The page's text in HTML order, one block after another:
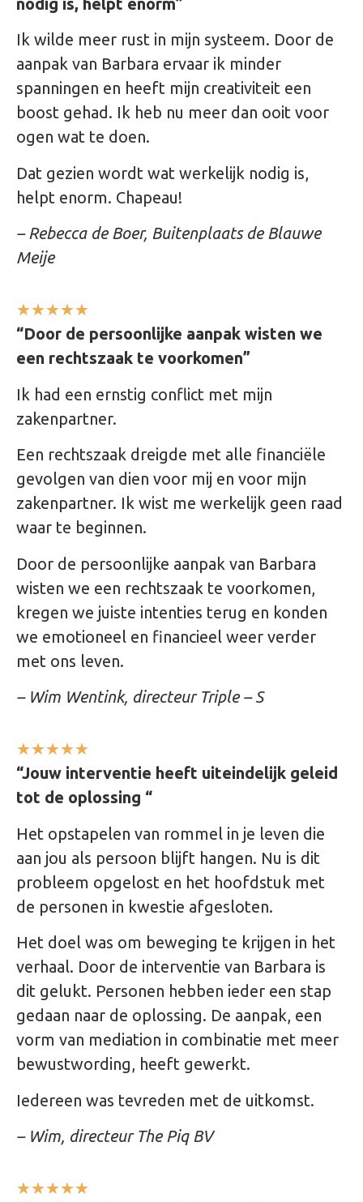
Ik wilde meer rust in mijn systeem. Door de
aanpak van Barbara ervaar ik minder
spanningen en heeft mijn creativiteit een
boost gehad. Ik heb nu meer dan ooit voor
ogen wat te doen.
Dat gezien wordt wat werkelijk nodig is,
helpt enorm. Chapeau!
– Rebecca de Boer, Buitenplaats de Blauwe
Meije
★★★★★
“Door de persoonlijke aanpak wisten we
een rechtszaak te voorkomen”
Ik had een ernstig conflict met mijn
zakenpartner.
Een rechtszaak dreigde met alle financiële
gevolgen van dien voor mij en voor mijn
zakenpartner. Ik wist me werkelijk geen raad
waar te beginnen.
Door de persoonlijke aanpak van Barbara
wisten we een rechtszaak te voorkomen,
kregen we juiste intenties terug en konden
we emotioneel en financieel weer verder
met ons leven.
– Wim Wentink, directeur Triple – S
★★★★★
“Jouw interventie heeft uiteindelijk geleid
tot de oplossing “
Het opstapelen van rommel in je leven die
aan jou als persoon blijft hangen. Nu is dit
probleem opgelost en het hoofdstuk met
de personen in kwestie afgesloten.
Het doel was om beweging te krijgen in het
verhaal. Door de interventie van Barbara is
dit gelukt. Personen hebben ieder een stap
gedaan naar de oplossing. De aanpak, een
vorm van mediation in combinatie met meer
bewustwording, heeft gewerkt.
Iedereen was tevreden met de uitkomst.
– Wim, directeur The Piq BV
★★★★★